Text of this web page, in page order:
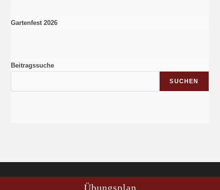
Gartenfest 2026
Beitragssuche
SUCHEN
Übungsplan